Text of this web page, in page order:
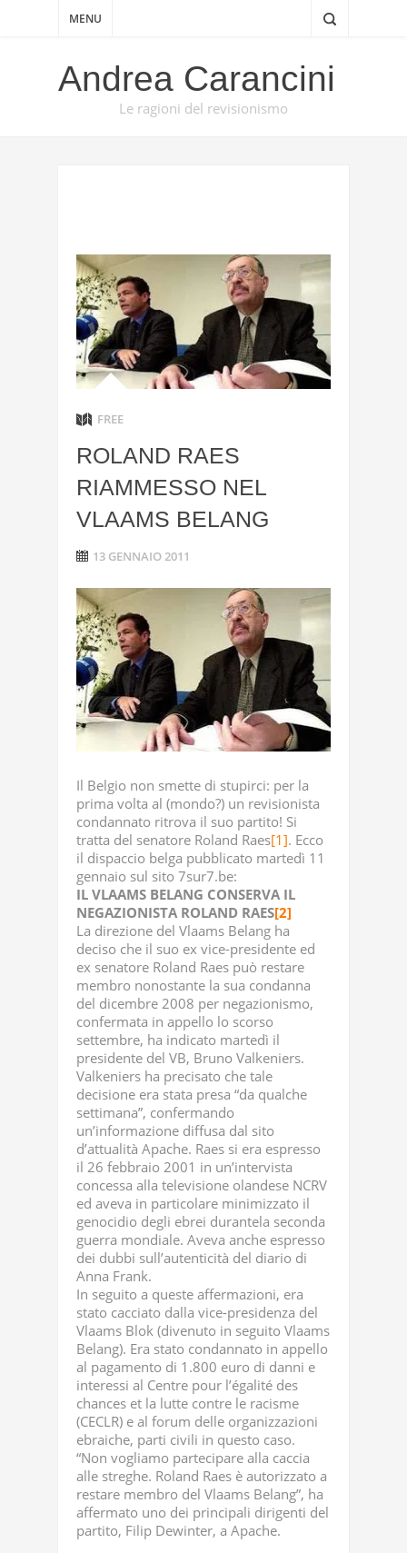
MENU
Andrea Carancini
Le ragioni del revisionismo
FREE
ROLAND RAES
RIAMMESSO NEL
VLAAMS BELANG
13 GENNAIO 2011
Il Belgio non smette di stupirci: per la
prima volta al (mondo?) un revisionista
condannato ritrova il suo partito! Si
tratta del senatore Roland Raes[1]. Ecco
il dispaccio belga pubblicato martedì 11
gennaio sul sito 7sur7.be:
IL VLAAMS BELANG CONSERVA IL
NEGAZIONISTA ROLAND RAES[2]
La direzione del Vlaams Belang ha
deciso che il suo ex vice-presidente ed
ex senatore Roland Raes può restare
membro nonostante la sua condanna
del dicembre 2008 per negazionismo,
confermata in appello lo scorso
settembre, ha indicato martedì il
presidente del VB, Bruno Valkeniers.
Valkeniers ha precisato che tale
decisione era stata presa “da qualche
settimana”, confermando
un’informazione diffusa dal sito
d’attualità Apache. Raes si era espresso
il 26 febbraio 2001 in un’intervista
concessa alla televisione olandese NCRV
ed aveva in particolare minimizzato il
genocidio degli ebrei durantela seconda
guerra mondiale. Aveva anche espresso
dei dubbi sull’autenticità del diario di
Anna Frank.
In seguito a queste affermazioni, era
stato cacciato dalla vice-presidenza del
Vlaams Blok (divenuto in seguito Vlaams
Belang). Era stato condannato in appello
al pagamento di 1.800 euro di danni e
interessi al Centre pour l’égalité des
chances et la lutte contre le racisme
(CECLR) e al forum delle organizzazioni
ebraiche, parti civili in questo caso.
“Non vogliamo partecipare alla caccia
alle streghe. Roland Raes è autorizzato a
restare membro del Vlaams Belang”, ha
affermato uno dei principali dirigenti del
partito, Filip Dewinter, a Apache.